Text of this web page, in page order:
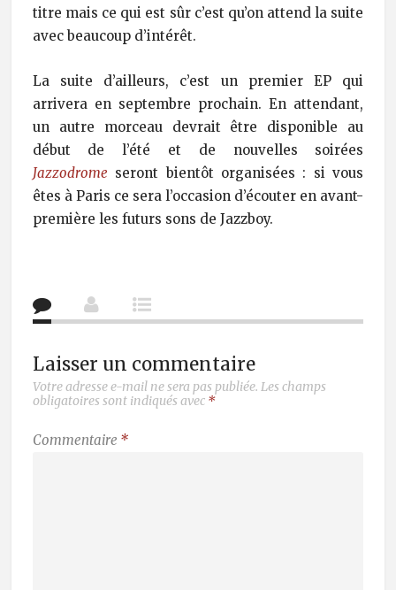
titre mais ce qui est sûr c’est qu’on attend la suite
avec beaucoup d’intérêt.
La suite d’ailleurs, c’est un premier EP qui
arrivera en septembre prochain. En attendant,
un autre morceau devrait être disponible au
début de l’été et de nouvelles soirées
Jazzodrome seront bientôt organisées : si vous
êtes à Paris ce sera l’occasion d’écouter en avant-
première les futurs sons de Jazzboy.
Laisser un commentaire
Votre adresse e-mail ne sera pas publiée. Les champs
obligatoires sont indiqués avec *
Commentaire *